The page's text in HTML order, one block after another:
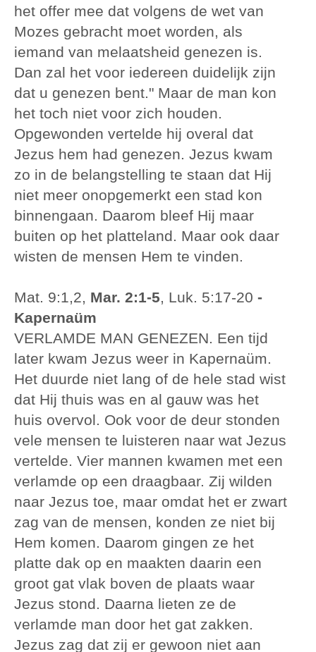
het offer mee dat volgens de wet van
Mozes gebracht moet worden, als
iemand van melaatsheid genezen is.
Dan zal het voor iedereen duidelijk zijn
dat u genezen bent." Maar de man kon
het toch niet voor zich houden.
Opgewonden vertelde hij overal dat
Jezus hem had genezen. Jezus kwam
zo in de belangstelling te staan dat Hij
niet meer onopgemerkt een stad kon
binnengaan. Daarom bleef Hij maar
buiten op het platteland. Maar ook daar
wisten de mensen Hem te vinden.
Mat. 9:1,2, Mar. 2:1-5, Luk. 5:17-20 -
Kapernaüm
VERLAMDE MAN GENEZEN. Een tijd
later kwam Jezus weer in Kapernaüm.
Het duurde niet lang of de hele stad wist
dat Hij thuis was en al gauw was het
huis overvol. Ook voor de deur stonden
vele mensen te luisteren naar wat Jezus
vertelde. Vier mannen kwamen met een
verlamde op een draagbaar. Zij wilden
naar Jezus toe, maar omdat het er zwart
zag van de mensen, konden ze niet bij
Hem komen. Daarom gingen ze het
platte dak op en maakten daarin een
groot gat vlak boven de plaats waar
Jezus stond. Daarna lieten ze de
verlamde man door het gat zakken.
Jezus zag dat zij er gewoon niet aan